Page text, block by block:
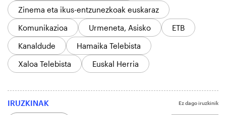
Zinema eta ikus-entzunezkoak euskaraz
Komunikazioa
Urmeneta, Asisko
ETB
Kanaldude
Hamaika Telebista
Xaloa Telebista
Euskal Herria
IRUZKINAK Ez dago iruzkinik